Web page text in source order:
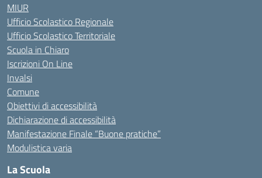
MIUR
Ufficio Scolastico Regionale
Ufficio Scolastico Territoriale
Scuola in Chiaro
Iscrizioni On Line
Invalsi
Comune
Obiettivi di accessibilità
Dichiarazione di accessibilità
Manifestazione Finale “Buone pratiche”
Modulistica varia
La Scuola